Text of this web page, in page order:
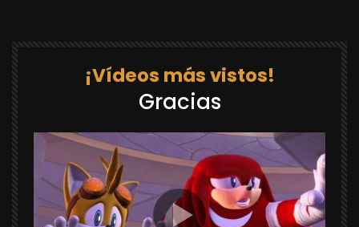
¡Vídeos más vistos!
Gracias